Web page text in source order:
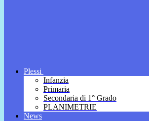
Plessi
Infanzia
Primaria
Secondaria di 1° Grado
PLANIMETRIE
News